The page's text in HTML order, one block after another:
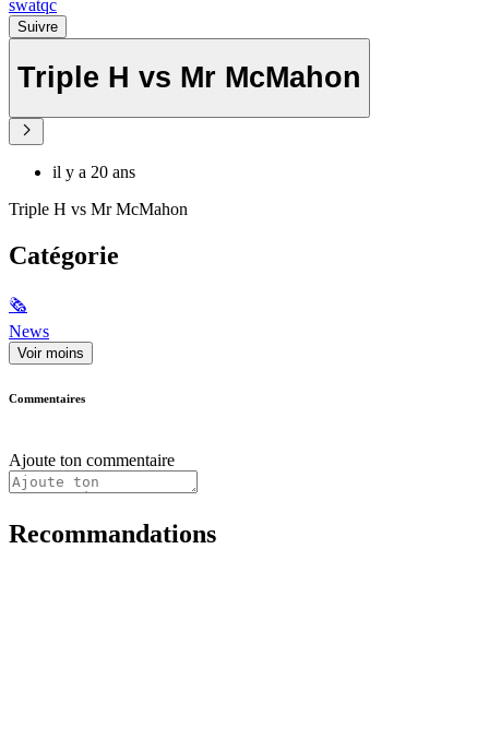
swatqc
Suivre
Triple H vs Mr McMahon
il y a 20 ans
Triple H vs Mr McMahon
Catégorie
🗞
News
Voir moins
Commentaires
Ajoute ton commentaire
Recommandations